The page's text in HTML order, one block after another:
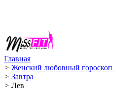
Главная
> Женский любовный гороскоп ️
> Завтра
> Лев ️